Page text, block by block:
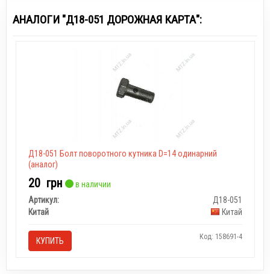
АНАЛОГИ "Д18-051 ДОРОЖНАЯ КАРТА":
Д18-051 Болт поворотного кутника D=14 одинарний
(аналог)
20 грн
в наличии
Артикул:
Д18-051
Китай
Китай
КУПИТЬ Код: 158691-4